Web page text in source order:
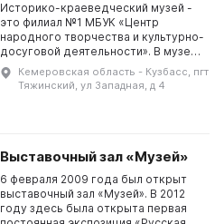
Историко-краеведческий музей -
это филиал №1 МБУК «Центр
народного творчества и культурно-
досуговой деятельности». В музее
представлены разнообразные
экспозиции, отражающие историю
поселка и района. Н...
Кемеровская область - Кузбасс, пгт
Тяжинский, ул Западная, д 4
Выставочный зал «Музей»
6 февраля 2009 года был открыт
выставочный зал «Музей». В 2012
году здесь была открыта первая